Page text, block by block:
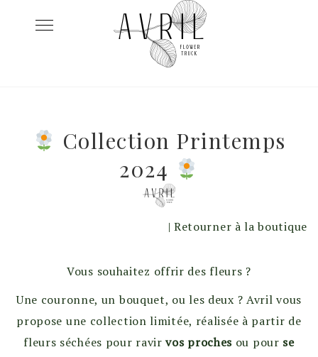
Toggle
Collection Printemps
2024
| Retourner à la boutique
Vous souhaitez offrir des fleurs ?
Une couronne, un bouquet, ou les deux ? Avril vous
propose une collection limitée, réalisée à partir de
fleurs séchées pour ravirvos proches ou pour se